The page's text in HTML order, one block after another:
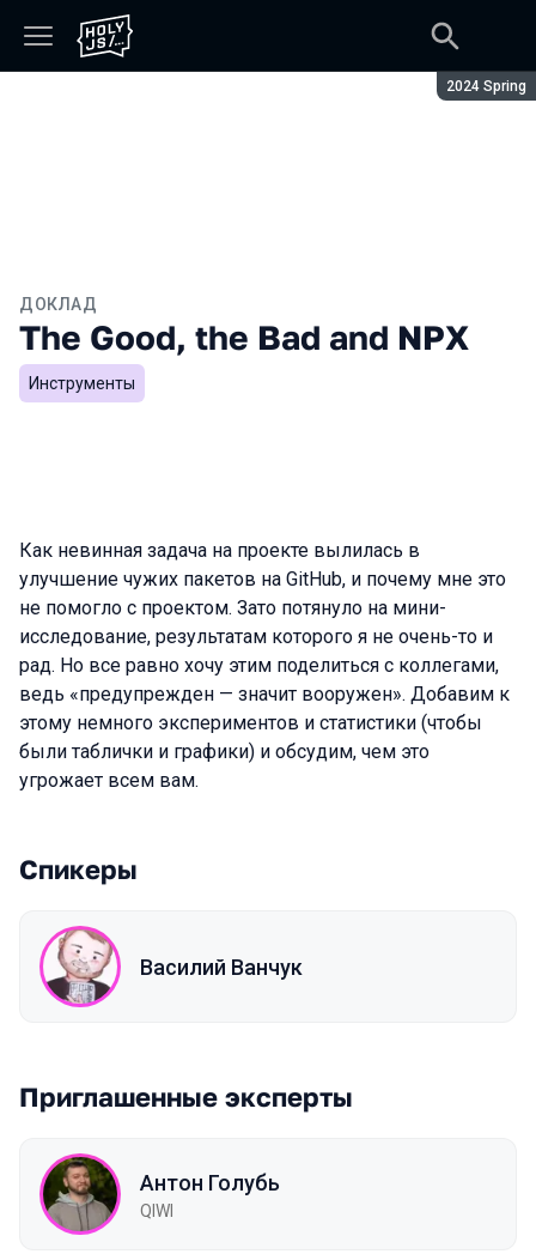
Сезон:
2024 Spring
ДОКЛАД
The Good, the Bad and NPX
Инструменты
Как невинная задача на проекте вылилась в
улучшение чужих пакетов на GitHub, и почему мне это
не помогло с проектом. Зато потянуло на мини-
исследование, результатам которого я не очень-то и
рад. Но все равно хочу этим поделиться с коллегами,
ведь «предупрежден — значит вооружен». Добавим к
этому немного экспериментов и статистики (чтобы
были таблички и графики) и обсудим, чем это
угрожает всем вам.
Спикеры
Василий Ванчук
Приглашенные эксперты
Антон Голубь
QIWI